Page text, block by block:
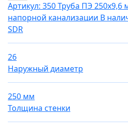
Артикул: 350Труба ПЭ 250х9,6
напорной канализации В
SDR
26
Наружный диаметр
250 мм
Толщина стенки